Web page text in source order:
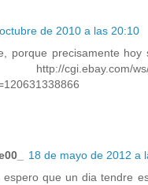
de 2010 a las 20:10
porque precisamente hoy
cgi.ebay.com/ws/
18 de mayo de 2012 a
que un dia tendre